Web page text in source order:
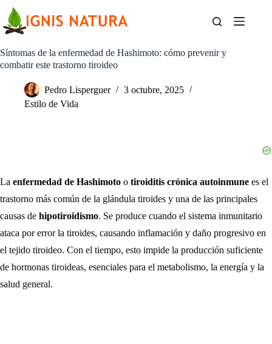
contenido
Síntomas de la enfermedad de Hashimoto: cómo prevenir y
combatir este trastorno tiroideo
Pedro Lisperguer
3 octubre, 2025
Estilo de Vida
La enfermedad de Hashimoto o tiroiditis crónica autoinmune es el
trastorno más común de la glándula tiroides y una de las principales
causas de hipotiroidismo. Se produce cuando el sistema inmunitario
ataca por error la tiroides, causando inflamación y daño progresivo en
el tejido tiroideo. Con el tiempo, esto impide la producción suficiente
de hormonas tiroideas, esenciales para el metabolismo, la energía y la
salud general.